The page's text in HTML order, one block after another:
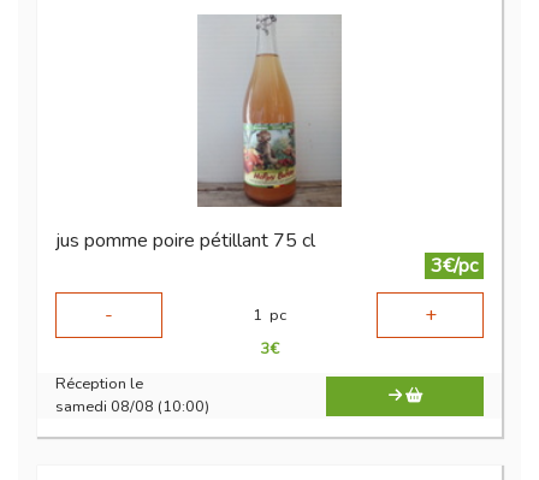
jus pomme poire pétillant 75 cl
3€/pc
-
1 pc +
3€
Réception le
samedi 08/08 (10:00)